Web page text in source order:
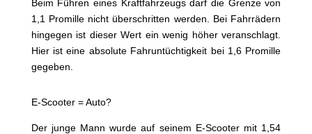
Beim Führen eines Kraftfahrzeugs darf die Grenze von
1,1 Promille nicht überschritten werden. Bei Fahrrädern
hingegen ist dieser Wert ein wenig höher veranschlagt.
Hier ist eine absolute Fahruntüchtigkeit bei 1,6 Promille
gegeben.
E-Scooter = Auto?
Der junge Mann wurde auf seinem E-Scooter mit 1,54